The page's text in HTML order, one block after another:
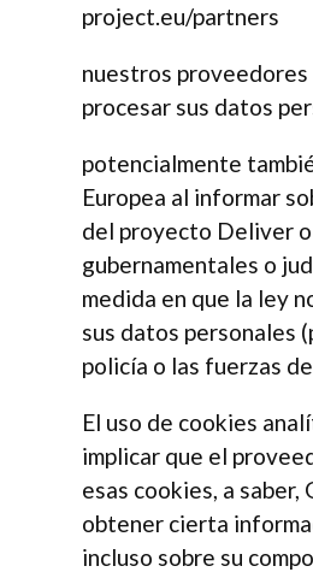
project.eu/partners
nuestros proveedores
procesar sus datos
potencialmente
Europea al informar
del proyecto Deliver
gubernamentales o
medida en que la ley
sus datos personales
policía o las fuerzas
El uso de cookies
implicar que el
esas cookies, a saber,
obtener cierta
incluso sobre su